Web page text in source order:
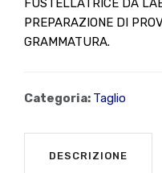
FUSTELLATRICE DA
PREPARAZIONE DI
GRAMMATURA.
Categoria: Taglio
DESCRIZIONE